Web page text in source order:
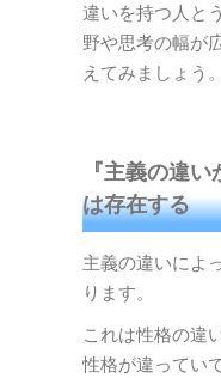
違いを持つ人と
野や思考の幅が
えてみましょう。
『主義の違
は存在する
主義の違いによ
ります。
これは性格の違
性格が違ってい